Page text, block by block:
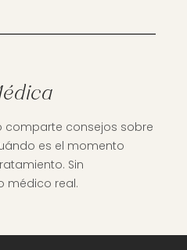
comparte consejos sobre
es el momento
Sin
médico real.